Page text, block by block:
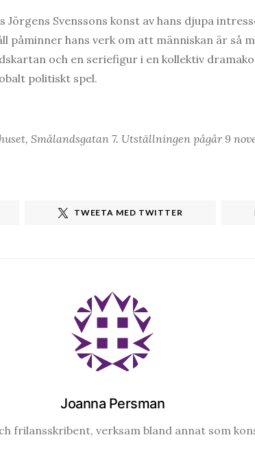
Svenssons konst av hans djupa
påminner hans verk om att människan är så
och en seriefigur i en kollektiv
politiskt spel.
Smålandsgatan 7. Utställningen pågår 9
TWEETA MED TWITTER
Joanna Persman
frilansskribent, verksam bland annat som